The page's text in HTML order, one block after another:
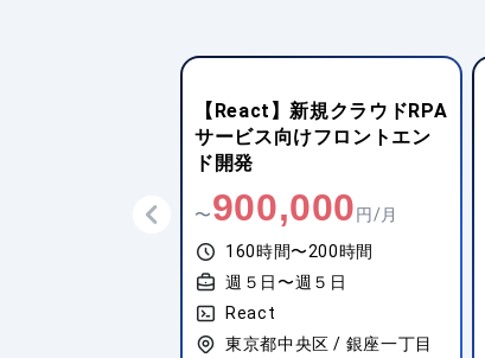
【React】新規クラウドRPA
サービス向けフロントエン
ド開発
〜900,000 円/月
160時間〜200時間
週５日〜週５日
React
東京都中央区 / 銀座一丁目